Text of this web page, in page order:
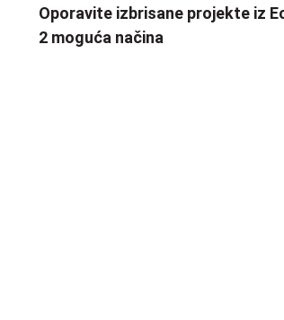
Oporavite izbrisane projekte iz
2 moguća načina